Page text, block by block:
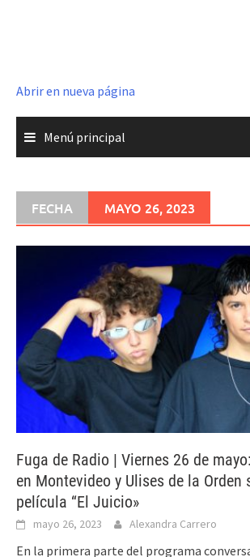
Abrir en nueva página
Menú principal
FECHA MAYO 26, 2023
Fuga de Radio | Viernes 26 de
en Montevideo y Ulises de la Orden
película “El Juicio»
mayo 26, 2023 Alexandra Carrero
En la primera parte del programa